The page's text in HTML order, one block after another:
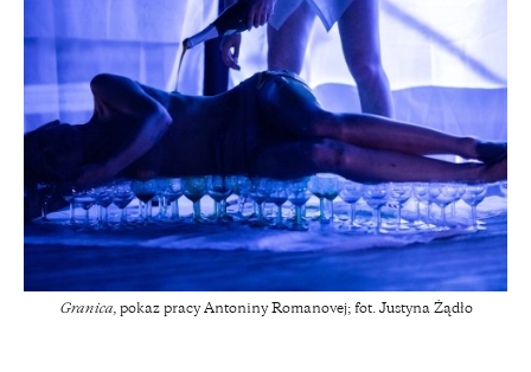
Granica, pokaz pracy Antoniny Romanovej; fot. Justyna Żądło